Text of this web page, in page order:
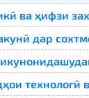
ва ҳифзи
дар
технологӣ